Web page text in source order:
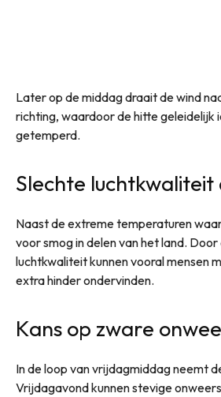
Later op de middag draait de wind
richting, waardoor de hitte geleidelijk
getemperd.
Slechte luchtkwaliteit
Naast de extreme temperaturen
voor smog in delen van het land.
luchtkwaliteit kunnen vooral mensen
extra hinder ondervinden.
Kans op zware
In de loop van vrijdagmiddag neemt
Vrijdagavond kunnen stevige